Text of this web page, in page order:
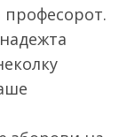
професорот.